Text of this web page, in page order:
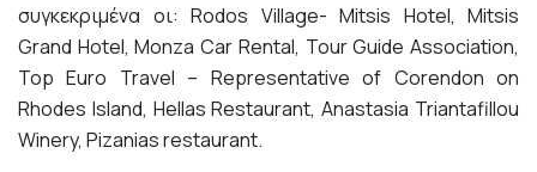
συγκεκριμένα οι: Rodos Village- Mitsis Hotel, Mitsis
Grand Hotel, Monza Car Rental, Tour Guide Association,
Top Euro Travel – Representative of Corendon on
Rhodes Island, Hellas Restaurant, Anastasia Triantafillou
Winery, Pizanias restaurant.